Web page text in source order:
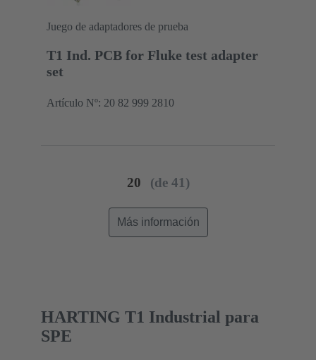
Juego de adaptadores de prueba
T1 Ind. PCB for Fluke test adapter
set
Artículo Nº: 20 82 999 2810
20 (de 41)
Más información
HARTING T1 Industrial para
SPE